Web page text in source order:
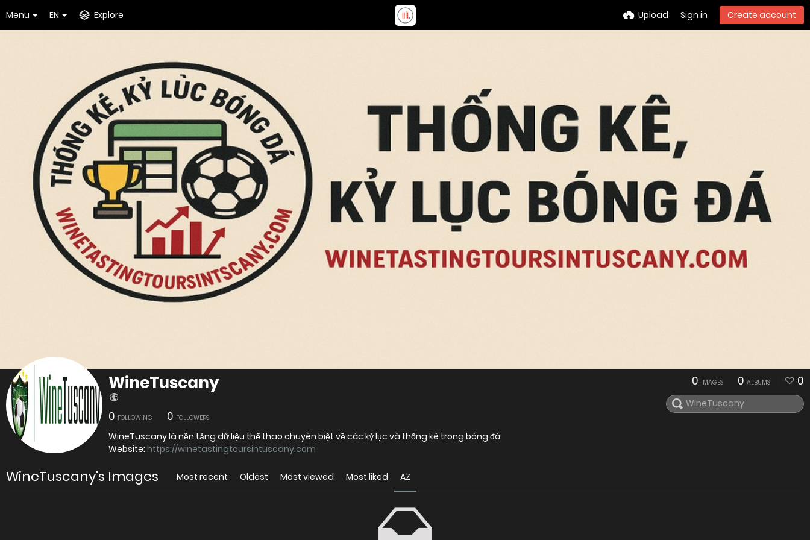
Menu EN Explore Upload Sign in Create account
WineTuscany
0 FOLLOWING 0 FOLLOWERS
WineTuscany là nền tảng dữ liệu thể thao chuyên biệt về các kỷ lục và thống kê trong bóng đá
Website: https://winetastingtoursintuscany.com
0 IMAGES 0 ALBUMS 0
WineTuscany's Images Most recent Oldest Most viewed Most liked AZ